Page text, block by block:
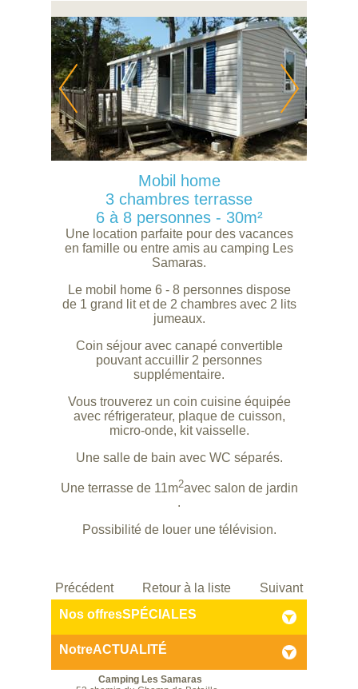
Mobil home
3 chambres terrasse
6 à 8 personnes - 30m²
Une location parfaite pour des vacances
en famille ou entre amis au camping Les
Samaras.
Le mobil home 6 - 8 personnes dispose
de 1 grand lit et de 2 chambres avec 2 lits
jumeaux.
Coin séjour avec canapé convertible
pouvant accuillir 2 personnes
supplémentaire.
Vous trouverez un coin cuisine équipée
avec réfrigerateur, plaque de cuisson,
micro-onde, kit vaisselle.
Une salle de bain avec WC séparés.
Une terrasse de 11m2avec salon de jardin
.
Possibilité de louer une télévision.
Précédent Retour à la liste
Suivant
Nos offresSPÉCIALES
NotreACTUALITÉ
Camping Les Samaras